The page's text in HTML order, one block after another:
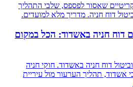
קריטיים שאסור לפספס, שלבי התהליך
דוח חניה. מדריך מלא למועדים.
דוח חניה באשדוד: הכל במקום
דוח חניה באשדוד. חוקי חניה
אשדוד, תהליך הערעור מול עיריית